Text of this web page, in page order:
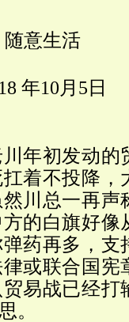
随意生活
年10月5日
年初发动的
着不投降，
川总一再声
的白旗好像
药再多，支
或联合国宪
易战已经打
。